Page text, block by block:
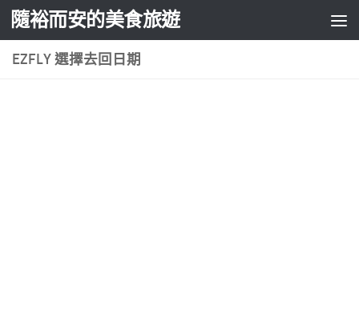
Skip to content
隨裕而安的美食旅遊
EZFLY 選擇去回日期